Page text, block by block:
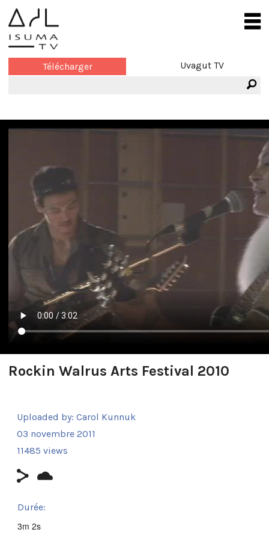
Télécharger Uvagut TV
Rockin Walrus Arts Festival 2010
Uploaded by: Carol Kunnuk
03 novembre 2011
11485 views
Durée:
3m 2s